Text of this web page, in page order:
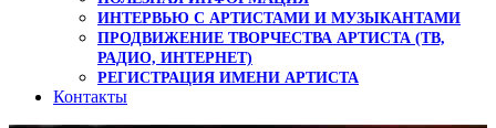
ИНТЕРВЬЮ С АРТИСТАМИ И МУЗЫКАНТАМИ
ПРОДВИЖЕНИЕ ТВОРЧЕСТВА АРТИСТА (ТВ,
РАДИО, ИНТЕРНЕТ)
РЕГИСТРАЦИЯ ИМЕНИ АРТИСТА
Контакты